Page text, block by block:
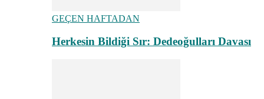
GEÇEN HAFTADAN
Herkesin Bildiği Sır: Dedeoğulları Davası